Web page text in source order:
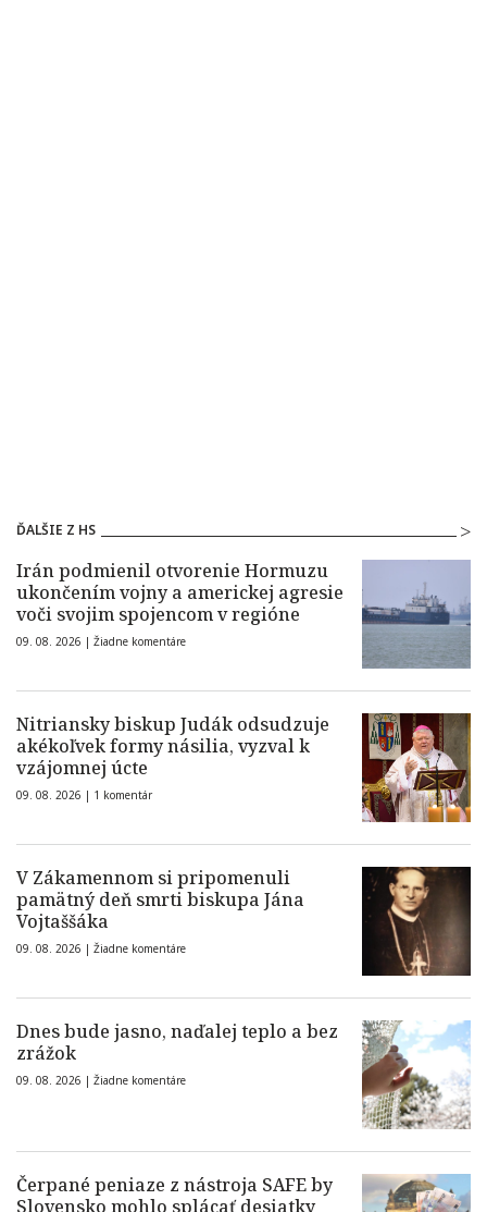
ĎALŠIE Z HS
Irán podmienil otvorenie Hormuzu
ukončením vojny a americkej agresie
voči svojim spojencom v regióne
09. 08. 2026 | Žiadne komentáre
Nitriansky biskup Judák odsudzuje
akékoľvek formy násilia, vyzval k
vzájomnej úcte
09. 08. 2026 | 1 komentár
V Zákamennom si pripomenuli
pamätný deň smrti biskupa Jána
Vojtaššáka
09. 08. 2026 | Žiadne komentáre
Dnes bude jasno, naďalej teplo a bez
zrážok
09. 08. 2026 | Žiadne komentáre
Čerpané peniaze z nástroja SAFE by
Slovensko mohlo splácať desiatky